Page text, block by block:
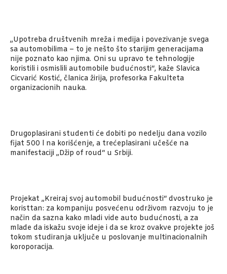
„Upotreba društvenih mreža i medija i povezivanje svega
sa automobilima – to je nešto što starijim generacijama
nije poznato kao njima. Oni su upravo te tehnologije
koristili i osmislili automobile budućnosti“, kaže Slavica
Cicvarić Kostić, članica žirija, profesorka Fakulteta
organizacionih nauka.
Drugoplasirani studenti će dobiti po nedelju dana vozilo
fijat 500 l na korišćenje, a trećeplasirani učešće na
manifestaciji „Džip of roud“ u Srbiji.
Projekat „Kreiraj svoj automobil budućnosti“ dvostruko je
koristtan: za kompaniju posvećenu održivom razvoju to je
način da sazna kako mladi vide auto budućnosti, a za
mlade da iskažu svoje ideje i da se kroz ovakve projekte još
tokom studiranja uključe u poslovanje multinacionalnih
koroporacija.